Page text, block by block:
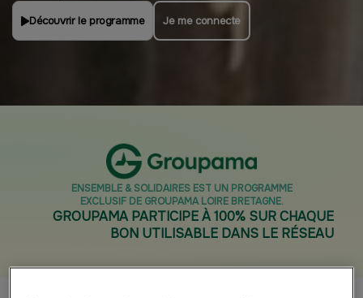
Découvrir le programme Je me connecte
ENSEMBLE & SOLIDAIRES EST UN PROGRAMME
EXCLUSIF DE GROUPAMA LOIRE BRETAGNE.
GROUPAMA PARTICIPE À 100% SUR CHAQUE
BON UTILISABLE DANS LE RÉSEAU